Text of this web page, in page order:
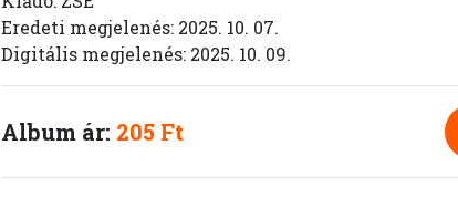
Eredeti megjelenés: 2025. 10. 07.
Digitális megjelenés: 2025. 10. 09.
Album ár: 205 Ft